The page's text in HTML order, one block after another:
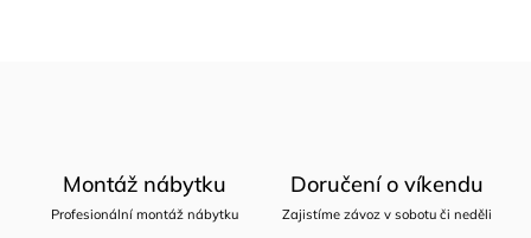
Montáž nábytku
Profesionální montáž nábytku
Doručení o víkendu
Zajistíme závoz v sobotu či neděli